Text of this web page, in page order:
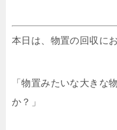
本日は、物置の回収に
「物置みたいな大きな
か？」